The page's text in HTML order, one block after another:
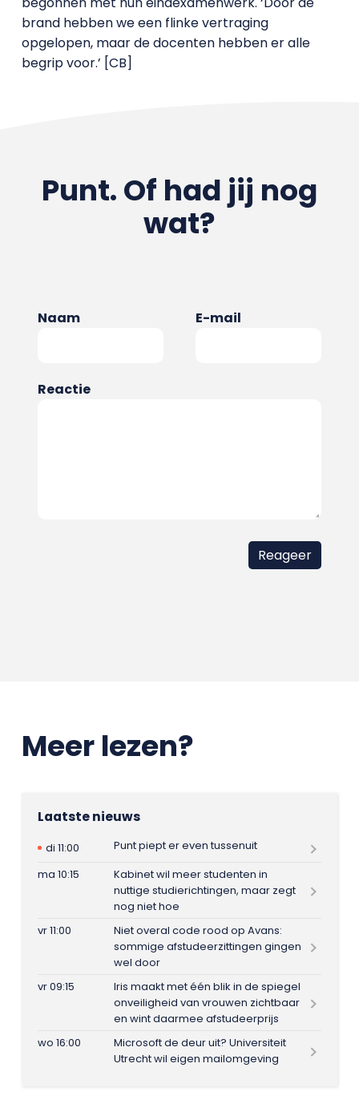
brand hebben we een flinke vertraging
opgelopen, maar de docenten hebben er alle
begrip voor.’ [CB]
Punt. Of had jij nog
wat?
Naam E-mail
Reactie
Meer lezen?
Laatste nieuws
di 11:00
Punt piept er even tussenuit
ma 10:15
Kabinet wil meer studenten in
nuttige studierichtingen, maar zegt
nog niet hoe
vr 11:00
Niet overal code rood op Avans:
sommige afstudeerzittingen gingen
wel door
vr 09:15
Iris maakt met één blik in de spiegel
onveiligheid van vrouwen zichtbaar
en wint daarmee afstudeerprijs
wo 16:00
Microsoft de deur uit? Universiteit
Utrecht wil eigen mailomgeving